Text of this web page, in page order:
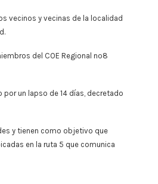
vecinos y vecinas de la localidad
del COE Regional nº8
por un lapso de 14 días, decretado
y tienen como objetivo que
en la ruta 5 que comunica